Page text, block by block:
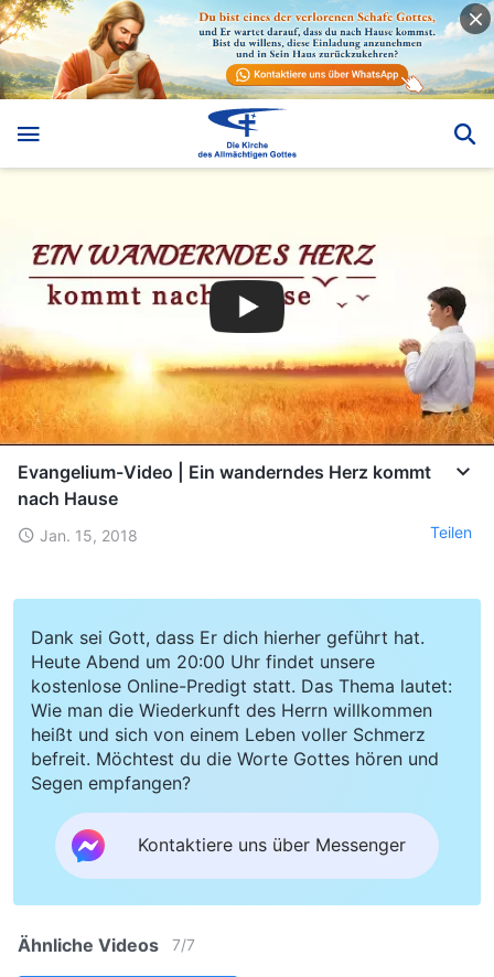
Evangelium-Video | Ein wanderndes Herz kommt
nach Hause
Jan. 15, 2018 Teilen
Dank sei Gott, dass Er dich hierher geführt hat.
Heute Abend um 20:00 Uhr findet unsere
kostenlose Online-Predigt statt. Das Thema lautet:
Wie man die Wiederkunft des Herrn willkommen
heißt und sich von einem Leben voller Schmerz
befreit. Möchtest du die Worte Gottes hören und
Segen empfangen?
Kontaktiere uns über Messenger
Ähnliche Videos 7/7